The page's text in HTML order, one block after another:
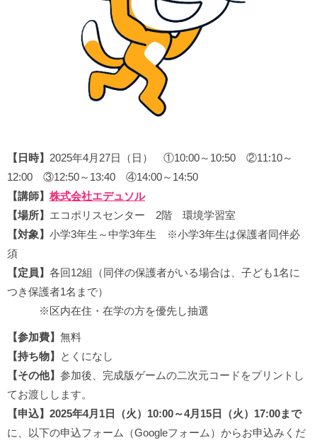
【日時】 2025年4月27日（日） ①10:00～10:50 ②11:10～
12:00 ③12:50～13:40 ④14:00～14:50
【講師】 株式会社エデュソル
【場所】 エコポリスセンター 2階 環境学習室
【対象】 小学3年生～中学3年生 ※小学3年生は保護者同伴必
須
【定員】 各回12組（同伴の保護者がいる場合は、子ども1名に
つき保護者1名まで）
※区内在住・在学の方を優先し抽選
【参加費】 無料
【持ち物】
とくになし
【その他】 参加後、完成版ゲームの二次元コードをプリントし
てお渡しします。
【申込】2025年4月1日（火）10:00～4月15日（火）17:00まで
に、以下の申込フォーム（Googleフォーム）からお申込みくだ